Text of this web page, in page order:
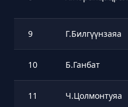
9 Г.Билгүүнзаяа
10 Б.Ганбат
11 Ч.Цолмонтуяа